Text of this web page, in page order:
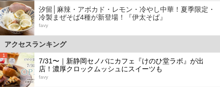
汐留│麻辣・アボカド・レモン・冷やし中華！夏季限定・
冷製まぜそば4種が新登場！『伊太そば』
favy
アクセスランキング
1
7/31〜｜新静岡セノバにカフェ『けのひ堂ラボ』が出
店！濃厚クロックムッシュにスイーツも
favy